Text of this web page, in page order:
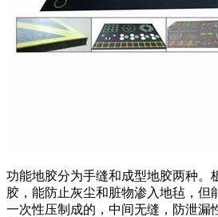
功能地胶分为手缝和成型地胶两种。
胶，能防止灰尘和脏物渗入地毡，但
一次性压制成的，中间无缝，防泄漏